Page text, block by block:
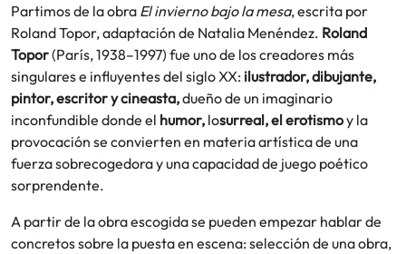
Partimos de la obra El invierno bajo la mesa, escrita por
Roland Topor, adaptación de Natalia Menéndez. Roland
Topor(París, 1938–1997) fue uno de los creadores más
singulares e influyentes del siglo XX: ilustrador, dibujante,
pintor, escritor y cineasta,dueño de un imaginario
inconfundible donde el humor, losurreal, el erotismoy la
provocación se convierten en materia artística de una
fuerza sobrecogedora y una capacidad de juego poético
sorprendente.
A partir de la obra escogida se pueden empezar hablar de
concretos sobre la puesta en escena: selección de una obra,